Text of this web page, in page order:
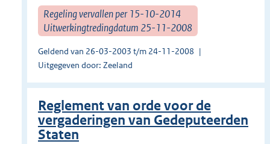
Regeling vervallen per 15-10-2014
Uitwerkingtredingdatum 25-11-2008
Geldend van 26-03-2003 t/m 24-11-2008
Uitgegeven door: Zeeland
Reglement van orde voor de
vergaderingen van Gedeputeerden
Staten